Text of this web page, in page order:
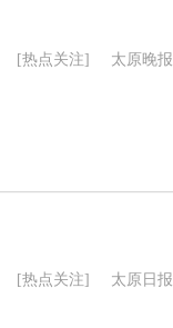
[热点关注] 太原晚报
[热点关注] 太原日报